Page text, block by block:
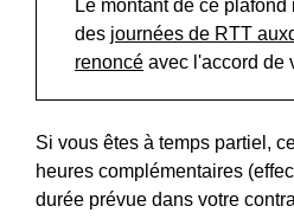
Le montant de ce
des journées de RTT
renoncé avec l'accord de
Si vous êtes à temps partiel,
heures complémentaires
durée prévue dans votre